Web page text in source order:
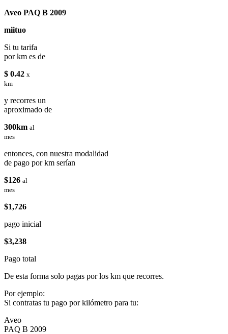
Aveo PAQ B 2009
miituo
Si tu tarifa
por km es de
$ 0.42 x
km
y recorres un
aproximado de
300km al
mes
entonces, con nuestra modalidad
de pago por km serían
$126 al
mes
$1,726
pago inicial
$3,238
Pago total
De esta forma solo pagas por los km que recorres.
Por ejemplo:
Si contratas tu pago por kilómetro para tu:
Aveo
PAQ B 2009